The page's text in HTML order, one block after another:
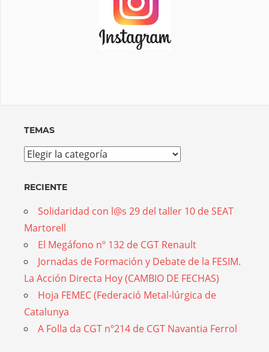
TEMAS
Temas
RECIENTE
Solidaridad con l@s 29 del taller 10 de SEAT
Martorell
El Megáfono nº 132 de CGT Renault
Jornadas de Formación y Debate de la FESIM.
La Acción Directa Hoy (CAMBIO DE FECHAS)
Hoja FEMEC (Federació Metal-lúrgica de
Catalunya
A Folla da CGT nº214 de CGT Navantia Ferrol